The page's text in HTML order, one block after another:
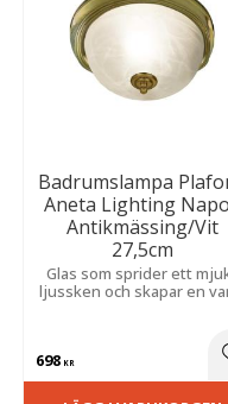
Badrumslampa
Aneta Lighting
Antikmässing/Vit
27,5cm
Glas som sprider ett
ljussken och skapar en
698 KR